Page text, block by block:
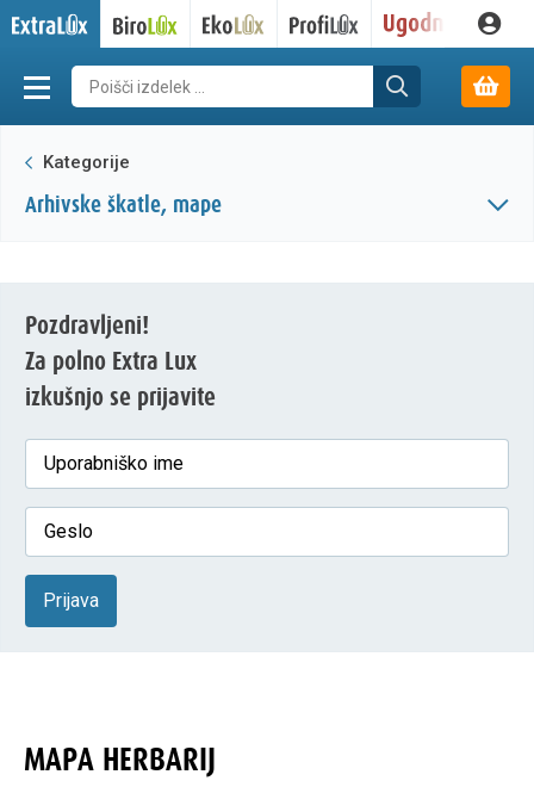
Kategorije
arhivske škatle, mape
Pozdravljeni!
Za polno Extra Lux
izkušnjo se prijavite
Prijava
MAPA HERBARIJ